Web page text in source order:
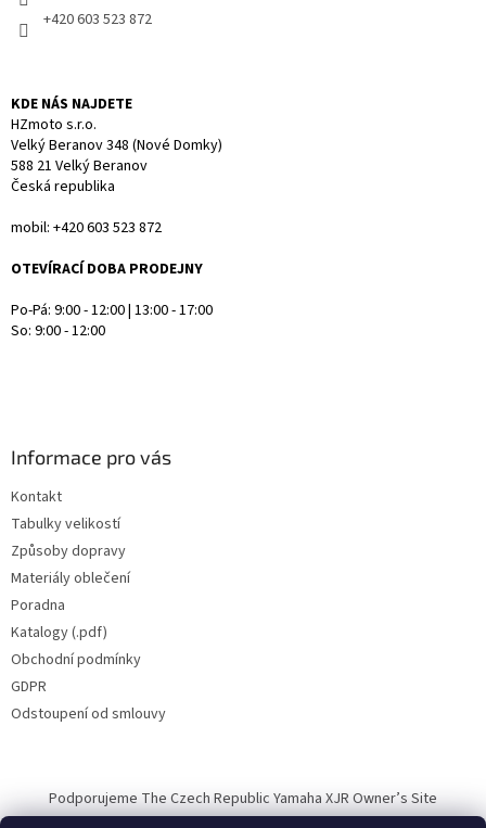
+420 603 523 872
KDE NÁS NAJDETE
HZmoto s.r.o.
Velký Beranov 348 (Nové Domky)
588 21 Velký Beranov
Česká republika
mobil: +420 603 523 872
OTEVÍRACÍ DOBA PRODEJNY
Po-Pá: 9:00 - 12:00 | 13:00 - 17:00
So: 9:00 - 12:00
Informace pro vás
Kontakt
Tabulky velikostí
Způsoby dopravy
Materiály oblečení
Poradna
Katalogy (.pdf)
Obchodní podmínky
GDPR
Odstoupení od smlouvy
Podporujeme The Czech Republic Yamaha XJR Owner’s Site